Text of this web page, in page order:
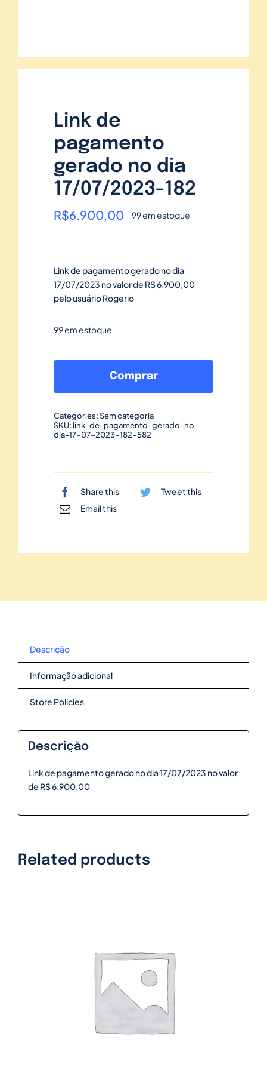
Link de
pagamento
gerado no dia
17/07/2023-182
R$6.900,00 99 em estoque
Link de pagamento gerado no dia
17/07/2023 no valor de R$ 6.900,00
pelo usuário Rogerio
99 em estoque
de
no
dia
quantidade
Comprar
Categories:Sem categoria
SKU: link-de-pagamento-gerado-no-
dia-17-07-2023-182-582
Share this
Tweet this
Email this
Descrição
Informação adicional
Store Policies
Descrição
Link de pagamento gerado no dia 17/07/2023 no valor
de R$ 6.900,00
Related products